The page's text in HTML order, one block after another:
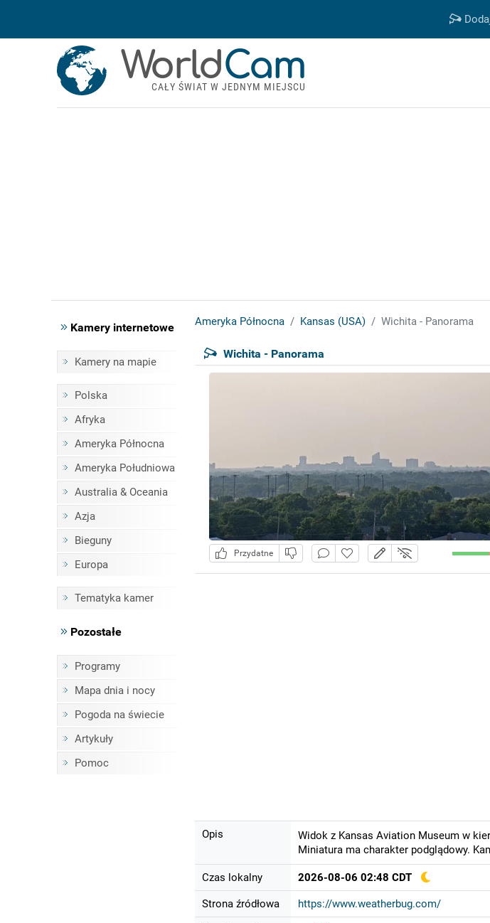
WorldCam
CAŁY ŚWIAT W JEDNYM MIEJSCU
Kamery internetowe
Kamery na mapie
Polska
Afryka
Ameryka Północna
Ameryka Południowa
Australia & Oceania
Azja
Bieguny
Europa
Tematyka kamer
Pozostałe
Programy
Mapa dnia i nocy
Pogoda na świecie
Artykuły
Pomoc
Ameryka Północna Kansas (USA) Wichita - Panorama
Wichita - Panorama
Przydatne
Opis
Widok z Kansas Aviation Museum w
Miniatura ma charakter podglądowy.
Czas lokalny 2026-08-06 02:48 CDT
Strona źródłowa https://www.weatherbug.com/